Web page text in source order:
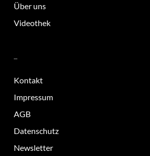
Über uns
Videothek
–
Kontakt
Impressum
AGB
Datenschutz
Newsletter